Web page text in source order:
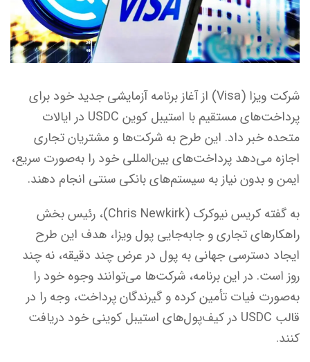
شرکت ویزا (Visa) از آغاز برنامه آزمایشی جدید خود برای
پرداخت‌های مستقیم با استیبل‌ کوین USDC در ایالات
متحده خبر داد. این طرح به شرکت‌ها و مشتریان تجاری
اجازه می‌دهد پرداخت‌های بین‌المللی خود را به‌صورت سریع،
ایمن و بدون نیاز به سیستم‌های بانکی سنتی انجام دهند.
به گفته کریس نیوکرک (Chris Newkirk)، رئیس بخش
راهکارهای تجاری و جابه‌جایی پول ویزا، هدف این طرح
ایجاد دسترسی جهانی به پول در عرض چند دقیقه، نه چند
روز است. در این برنامه، شرکت‌ها می‌توانند وجوه خود را
به‌صورت فیات تأمین کرده و گیرندگان پرداخت، وجه را در
قالب USDC در کیف‌پول‌های استیبل‌ کوینی خود دریافت
کنند.